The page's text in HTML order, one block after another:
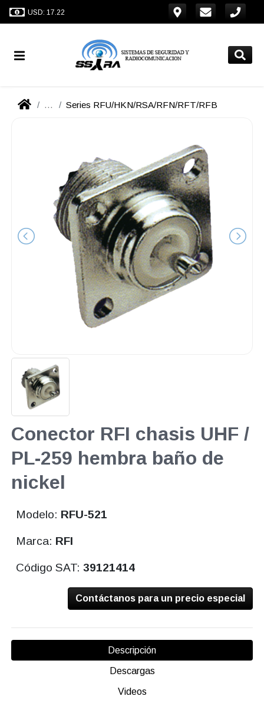
USD: 17.22
... Series RFU/HKN/RSA/RFN/RFT/RFB
Conector RFI chasis UHF /
PL-259 hembra baño de
nickel
Modelo: RFU-521
Marca: RFI
Código SAT:39121414
Contáctanos para un precio especial
Descripción
Descargas
Videos